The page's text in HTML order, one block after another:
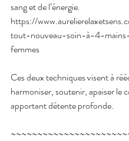
sang et de l’énergie.
https://
tout-nouveau-soin-à-4-
femmes
Ces deux techniques visent à
harmoniser, soutenir, apaiser le
apportant détente profonde.